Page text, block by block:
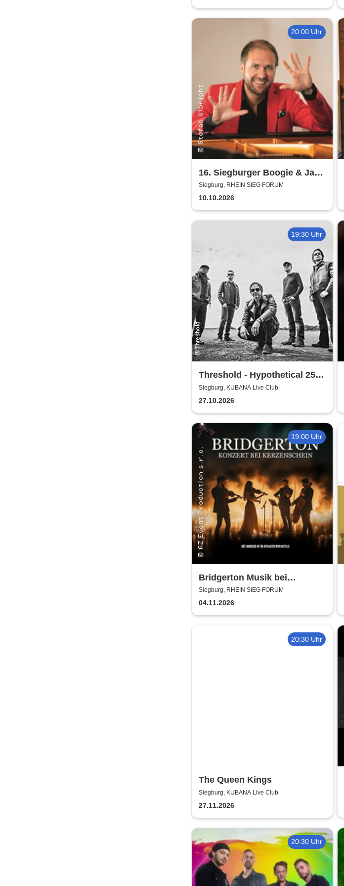
20:00 Uhr
16. Siegburger Boogie & Jazz
Night
Siegburg, RHEIN SIEG FORUM
10.10.2026
19:30 Uhr
Threshold - Hypothetical 25th
Anniversary Tour
Siegburg, KUBANA Live Club
27.10.2026
19:00 Uhr
Bridgerton Musik bei
Kerzenschein
Siegburg, RHEIN SIEG FORUM
04.11.2026
20:30 Uhr
The Queen Kings
Siegburg, KUBANA Live Club
27.11.2026
20:30 Uhr